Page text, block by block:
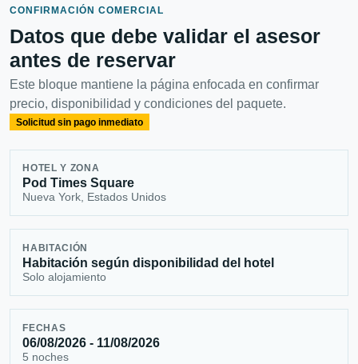
CONFIRMACIÓN COMERCIAL
Datos que debe validar el asesor
antes de reservar
Este bloque mantiene la página enfocada en confirmar
precio, disponibilidad y condiciones del paquete.
Solicitud sin pago inmediato
HOTEL Y ZONA
Pod Times Square
Nueva York, Estados Unidos
HABITACIÓN
Habitación según disponibilidad del hotel
Solo alojamiento
FECHAS
06/08/2026 - 11/08/2026
5 noches